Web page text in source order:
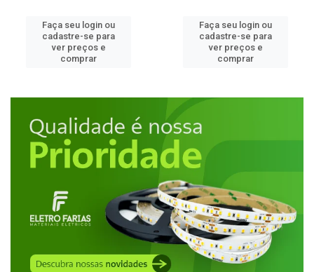
Faça seu login ou
cadastre-se para
ver preços e
comprar
Faça seu login ou
cadastre-se para
ver preços e
comprar